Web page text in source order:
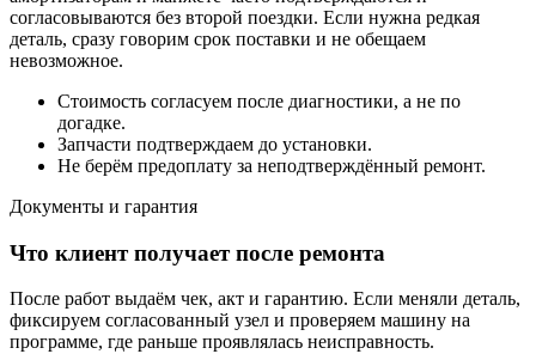
согласовываются без второй поездки. Если нужна редкая
деталь, сразу говорим срок поставки и не обещаем
невозможное.
Стоимость согласуем после диагностики, а не по
догадке.
Запчасти подтверждаем до установки.
Не берём предоплату за неподтверждённый ремонт.
Документы и гарантия
Что клиент получает после ремонта
После работ выдаём чек, акт и гарантию. Если меняли деталь,
фиксируем согласованный узел и проверяем машину на
программе, где раньше проявлялась неисправность.